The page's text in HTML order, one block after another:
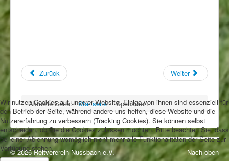
Zurück Weiter
Aktuelle Seite: Startseite Sponsoren
Nach oben
© 2026 Reitvererein Nussbach e.V.
Wir nutzen Cookies auf unserer Website. Einige von ihnen sind essenziell für
den Betrieb der Seite, während andere uns helfen, diese Website und die
Nutzererfahrung zu verbessern (Tracking Cookies). Sie können selbst
entscheiden, ob Sie die Cookies zulassen möchten. Bitte beachten Sie, dass
bei einer Ablehnung womöglich nicht mehr alle Funktionalitäten der Seite zur
Verfügung stehen.